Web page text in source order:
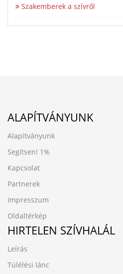
Szakemberek a szívről
ALAPÍTVÁNYUNK
Alapítványunk
Segítsen! 1%
Kapcsolat
Partnerek
Impresszum
Oldaltérkép
HIRTELEN SZÍVHALÁL
Leírás
Túlélési lánc